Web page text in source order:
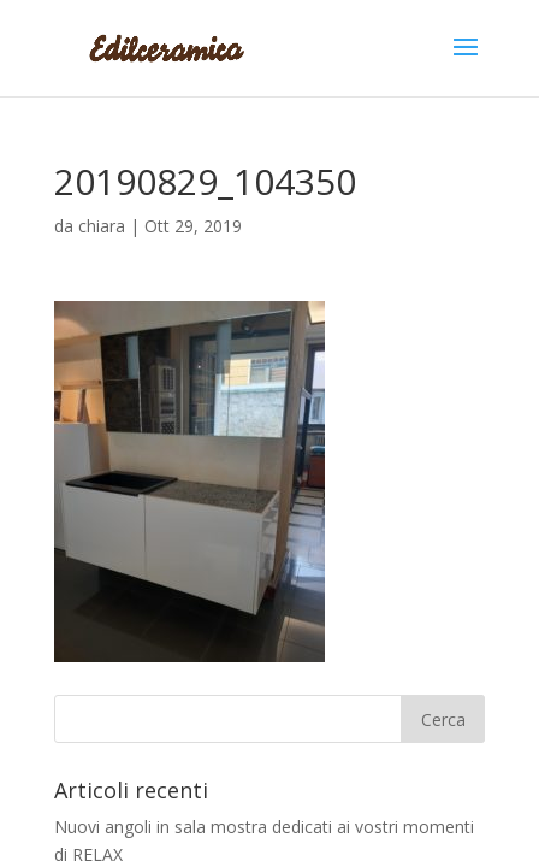
20190829_104350
da chiara | Ott 29, 2019
Articoli recenti
Nuovi angoli in sala mostra dedicati ai vostri momenti
di RELAX